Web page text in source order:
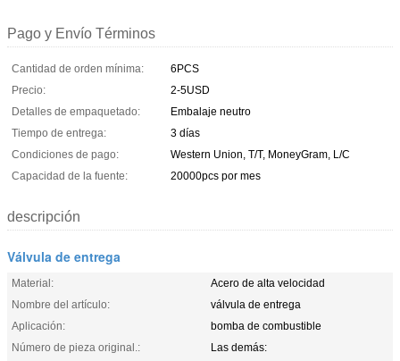
Pago y Envío Términos
Cantidad de orden mínima:
6PCS
Precio:
2-5USD
Detalles de empaquetado:
Embalaje neutro
Tiempo de entrega:
3 días
Condiciones de pago:
Western Union, T/T, MoneyGram, L/C
Capacidad de la fuente:
20000pcs por mes
descripción
Válvula de entrega
Material:
Acero de alta velocidad
Nombre del artículo:
válvula de entrega
Aplicación:
bomba de combustible
Número de pieza original.:
Las demás: